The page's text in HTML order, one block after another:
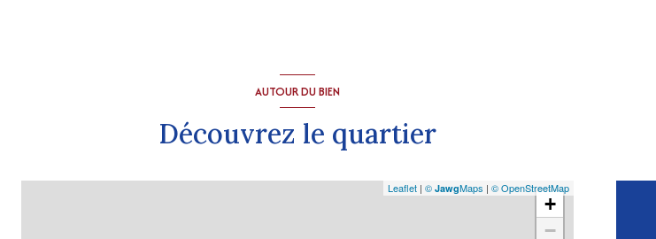
AUTOUR DU BIEN
Découvrez le quartier
+
−
Leaflet | © JawgMaps | © OpenStreetMap